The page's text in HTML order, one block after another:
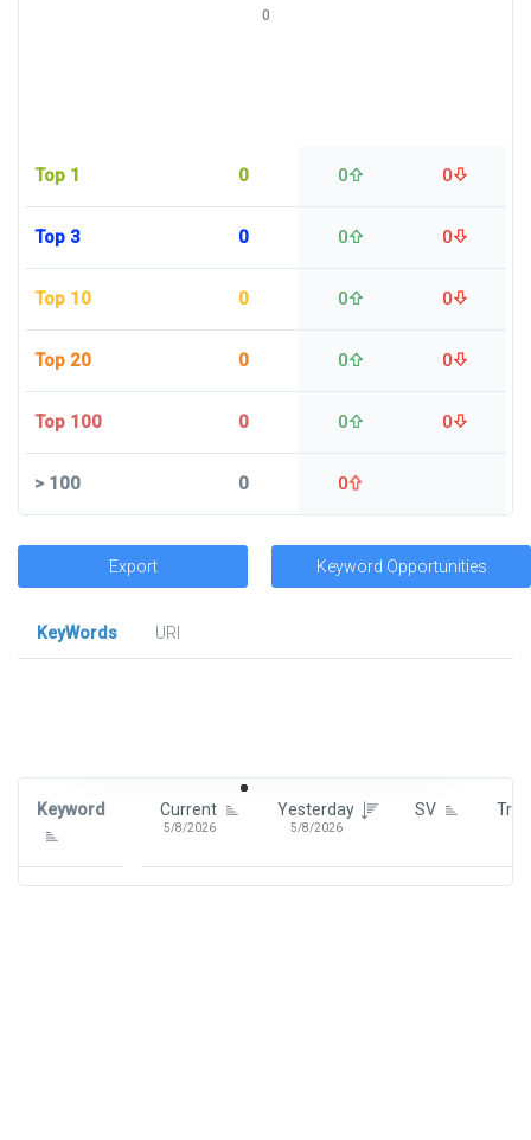
Top 1 0 0 0
Top 3 0 0 0
Top 10 0 0 0
Top 20 0 0 0
Top 100 0 0 0
>100 0 0
0
Export Keyword Opportunities
KeyWords
URl
Keyword Current
5/8/2026
Yesterday
5/8/2026
SV